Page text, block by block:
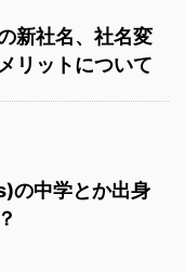
新社名、社名変
リットについて
の中学とか出身